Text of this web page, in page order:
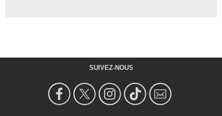
SUIVEZ-NOUS